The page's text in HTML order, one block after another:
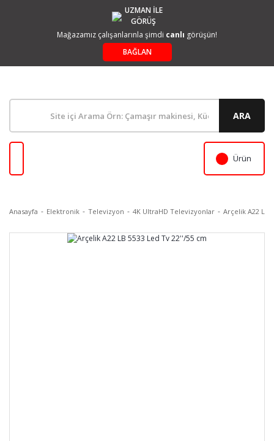
UZMAN İLE
GÖRÜŞ
Mağazamız çalışanlarınla şimdi canlı görüşün!
BAĞLAN
ARA
Ürün
Anasayfa Elektronik Televizyon 4K UltraHD Televizyonlar Arçelik A22 LB